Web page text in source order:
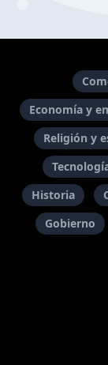
Economía y
Religión y
Historia
Gobierno